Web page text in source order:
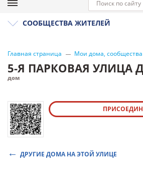
СООБЩЕСТВА ЖИТЕЛЕЙ
Главная страница Мои дома, сообщества
5-Я ПАРКОВАЯ УЛИЦА
дом
ДРУГИЕ ДОМА НА ЭТОЙ УЛИЦЕ